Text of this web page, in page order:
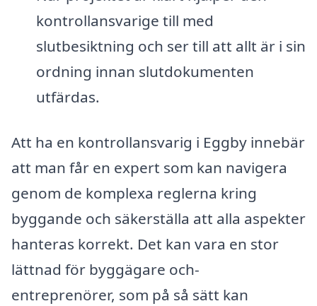
kontrollansvarige till med
slutbesiktning och ser till att allt är i sin
ordning innan slutdokumenten
utfärdas.
Att ha en kontrollansvarig i Eggby innebär
att man får en expert som kan navigera
genom de komplexa reglerna kring
byggande och säkerställa att alla aspekter
hanteras korrekt. Det kan vara en stor
lättnad för byggägare och-
entreprenörer, som på så sätt kan